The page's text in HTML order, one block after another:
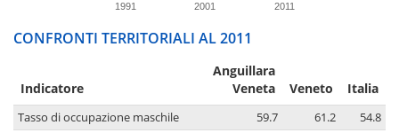
1991 2001 2011
CONFRONTI TERRITORIALI AL 2011
Indicatore
Anguillara
Veneta
Veneto Italia
Tasso di occupazione maschile 59.7 61.2
54.8